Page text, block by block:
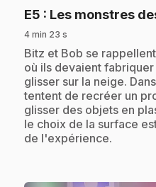
E5 : Les monstres
4 min 23 s
.Bitz et Bob se
où ils devaient
glisser sur la neige.
tentent de recréer un
glisser des objets en
le choix de la surface
de l'expérience.